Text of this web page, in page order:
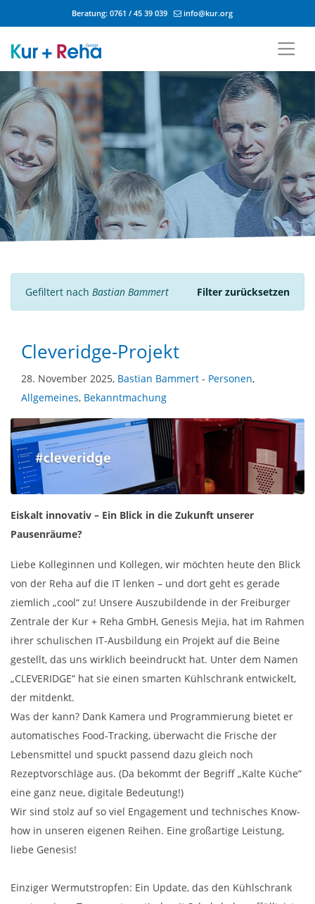
Beratung: 0761 / 45 39 039 info@kur.org
Gefiltert nach Bastian Bammert Filter zurücksetzen
Cleveridge-Projekt
28. November 2025, Bastian Bammert - Personen,
Allgemeines, Bekanntmachung
Eiskalt innovativ – Ein Blick in die Zukunft unserer
Pausenräume?
Liebe Kolleginnen und Kollegen, wir möchten heute den Blick
von der Reha auf die IT lenken – und dort geht es gerade
ziemlich „cool“ zu! Unsere Auszubildende in der Freiburger
Zentrale der Kur + Reha GmbH, Genesis Mejia, hat im Rahmen
ihrer schulischen IT-Ausbildung ein Projekt auf die Beine
gestellt, das uns wirklich beeindruckt hat. Unter dem Namen
„CLEVERIDGE“ hat sie einen smarten Kühlschrank entwickelt,
der mitdenkt.
Was der kann? Dank Kamera und Programmierung bietet er
automatisches Food-Tracking, überwacht die Frische der
Lebensmittel und spuckt passend dazu gleich noch
Rezeptvorschläge aus. (Da bekommt der Begriff „Kalte Küche“
eine ganz neue, digitale Bedeutung!)
Wir sind stolz auf so viel Engagement und technisches Know-
how in unseren eigenen Reihen. Eine großartige Leistung,
liebe Genesis!
Einziger Wermutstropfen: Ein Update, das den Kühlschrank